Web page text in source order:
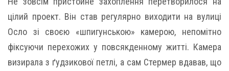
цілий проект. Він став регулярно виходити на вулиці
Осло зі своєю «шпигунською» камерою, непомітно
фіксуючи перехожих у повсякденному житті. Камера
визирала з ґудзикової петлі, а сам Стермер вдавав, що